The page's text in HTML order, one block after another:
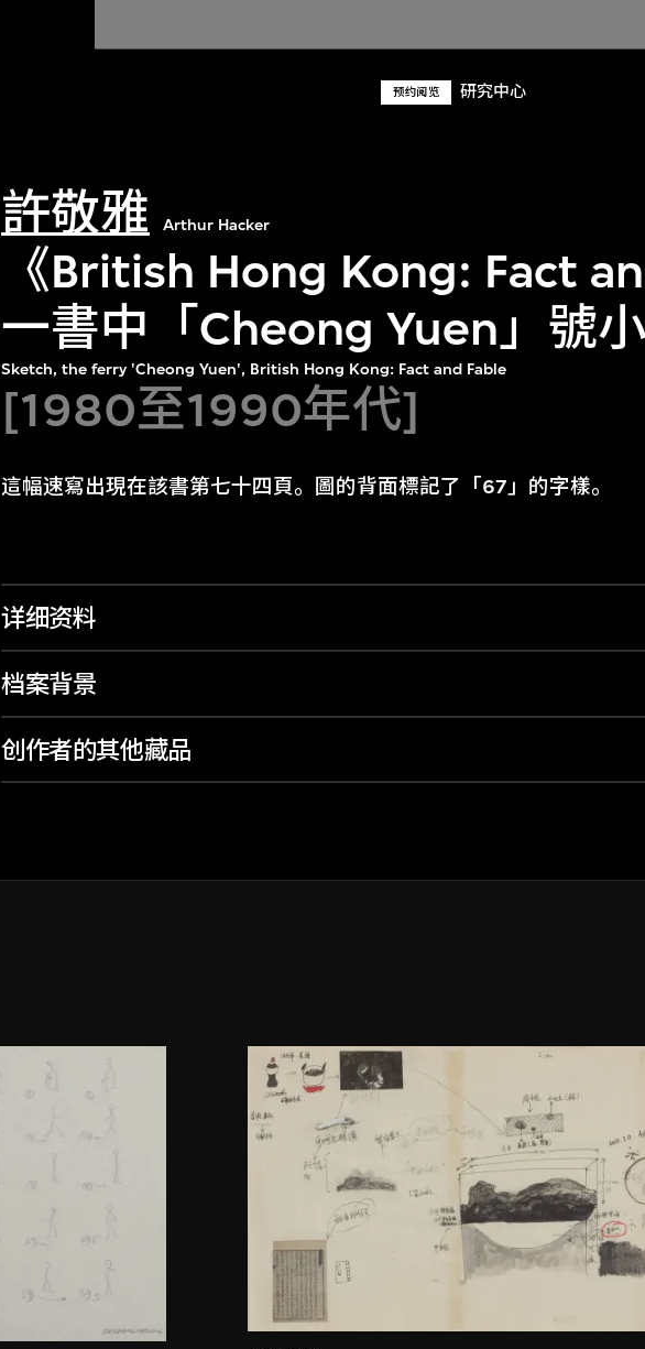
预约阅览 研究中心
許敬雅 Arthur Hacker
《British Hong Kong: Fact
一書中「Cheong Yuen」號
Sketch, the ferry 'Cheong Yuen', British Hong Kong: Fact and Fable
[1980至1990年代]
這幅速寫出現在該書第七十四頁。圖的背面標記了「67」的字樣。
详细资料
档案背景
创作者的其他藏品